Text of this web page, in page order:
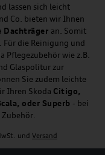
lassen sich leicht
Co. bieten wir Ihnen
Dachträger an. Somit
die Reinigung und
Pflegezubehör wie z.B.
Glaspolitur zur
Sie zudem leichte
Ihren Skoda Citigo,
oder Superb - bei
und Versand